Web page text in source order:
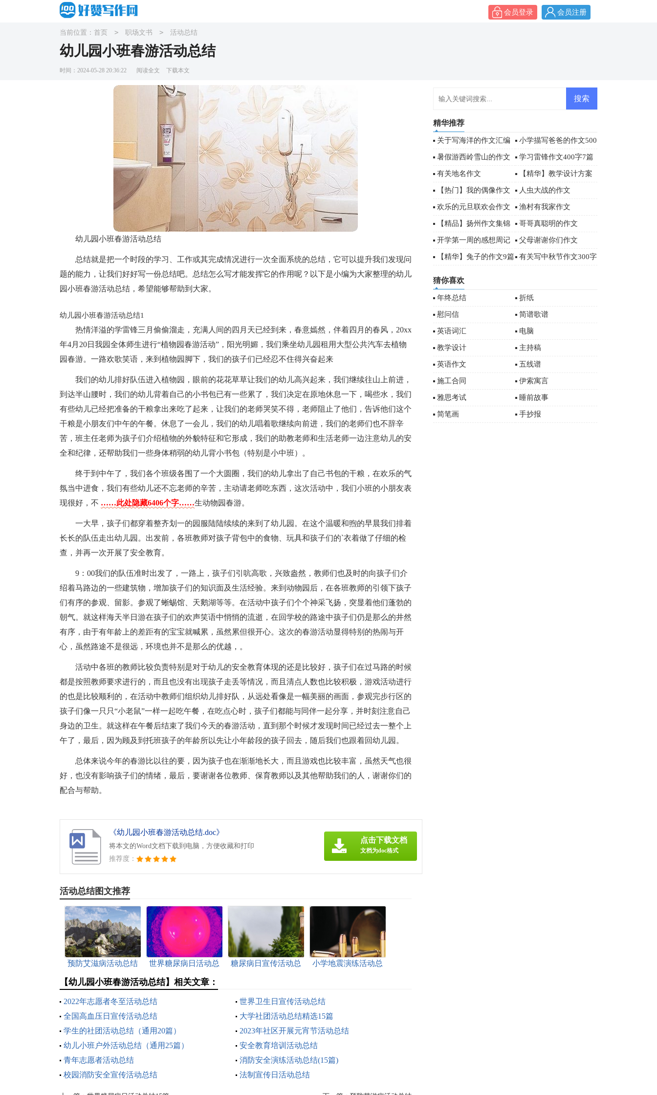
会员登录 会员注册
当前位置： 首页 > 职场文书 > 活动总结
幼儿园小班春游活动总结
时间：2024-05-28 20:36:22 阅读全文 下载本文
幼儿园小班春游活动总结
总结就是把一个时段的学习、工作或其完成情况进行一次全面系统的总结，它可以提升我们发现问
题的能力，让我们好好写一份总结吧。总结怎么写才能发挥它的作用呢？以下是小编为大家整理的幼儿
园小班春游活动总结，希望能够帮助到大家。
幼儿园小班春游活动总结1
热情洋溢的学雷锋三月偷偷溜走，充满人间的四月天已经到来，春意嫣然，伴着四月的春风，20xx
年4月20日我园全体师生进行“植物园春游活动”，阳光明媚，我们乘坐幼儿园租用大型公共汽车去植物
园春游。一路欢歌笑语，来到植物园脚下，我们的孩子们已经忍不住得兴奋起来
我们的幼儿排好队伍进入植物园，眼前的花花草草让我们的幼儿高兴起来，我们继续往山上前进，
到达半山腰时，我们的幼儿背着自己的小书包已有一些累了，我们决定在原地休息一下，喝些水，我们
有些幼儿已经把准备的干粮拿出来吃了起来，让我们的老师哭笑不得，老师阻止了他们，告诉他们这个
干粮是小朋友们中午的午餐。休息了一会儿，我们的幼儿唱着歌继续向前进，我们的老师们也不辞辛
苦，班主任老师为孩子们介绍植物的外貌特征和它形成，我们的助教老师和生活老师一边注意幼儿的安
全和纪律，还帮助我们一些身体稍弱的幼儿背小书包（特别是小中班）。
终于到中午了，我们各个班级各围了一个大圆圈，我们的幼儿拿出了自己书包的干粮，在欢乐的气
氛当中进食，我们有些幼儿还不忘老师的辛苦，主动请老师吃东西，这次活动中，我们小班的小朋友表
现很好，不 ……此处隐藏6406个字……生动物园春游。
一大早，孩子们都穿着整齐划一的园服陆陆续续的来到了幼儿园。在这个温暖和煦的早晨我们排着
长长的队伍走出幼儿园。出发前，各班教师对孩子背包中的食物、玩具和孩子们的`衣着做了仔细的检
查，并再一次开展了安全教育。
9：00我们的队伍准时出发了，一路上，孩子们引吭高歌，兴致盎然，教师们也及时的向孩子们介
绍着马路边的一些建筑物，增加孩子们的知识面及生活经验。来到动物园后，在各班教师的引领下孩子
们有序的参观、留影。参观了蜥蜴馆、天鹅湖等等。在活动中孩子们个个神采飞扬，突显着他们蓬勃的
朝气。就这样海天半日游在孩子们的欢声笑语中悄悄的流逝，在回学校的路途中孩子们仍是那么的井然
有序，由于有年龄上的差距有的宝宝就喊累，虽然累但很开心。这次的春游活动显得特别的热闹与开
心，虽然路途不是很远，环境也并不是那么的优越，。
活动中各班的教师比较负责特别是对于幼儿的安全教育体现的还是比较好，孩子们在过马路的时候
都是按照教师要求进行的，而且也没有出现孩子走丢等情况，而且清点人数也比较积极，游戏活动进行
的也是比较顺利的，在活动中教师们组织幼儿排好队，从远处看像是一幅美丽的画面，参观完步行区的
孩子们像一只只“小老鼠”一样一起吃午餐，在吃点心时，孩子们都能与同伴一起分享，并时刻注意自己
身边的卫生。就这样在午餐后结束了我们今天的春游活动，直到那个时候才发现时间已经过去一整个上
午了，最后，因为顾及到托班孩子的年龄所以先让小年龄段的孩子回去，随后我们也跟着回幼儿园。
总体来说今年的春游比以往的要，因为孩子也在渐渐地长大，而且游戏也比较丰富，虽然天气也很
好，也没有影响孩子们的情绪，最后，要谢谢各位教师、保育教师以及其他帮助我们的人，谢谢你们的
配合与帮助。
《幼儿园小班春游活动总结.doc》
将本文的Word文档下载到电脑，方便收藏和打印
推荐度：
点击下载文档
文档为doc格式
活动总结图文推荐
预防艾滋病活动总结
世界糖尿病日活动总
糖尿病日宣传活动总
小学地震演练活动总
【幼儿园小班春游活动总结】相关文章：
2022年志愿者冬至活动总结
世界卫生日宣传活动总结
全国高血压日宣传活动总结
大学社团活动总结精选15篇
学生的社团活动总结（通用20篇）
2023年社区开展元宵节活动总结
幼儿小班户外活动总结（通用25篇）
安全教育培训活动总结
青年志愿者活动总结
消防安全演练活动总结(15篇)
校园消防安全宣传活动总结
法制宣传日活动总结
精华推荐
关于写海洋的作文汇编
八篇
小学描写爸爸的作文500
字四篇
暑假游西岭雪山的作文 学习雷锋作文400字7篇
有关地名作文 【精华】教学设计方案
模板汇总七篇
【热门】我的偶像作文
500字4篇
人虫大战的作文
欢乐的元旦联欢会作文
500字
渔村有我家作文
【精品】扬州作文集锦
八篇
哥哥真聪明的作文
开学第一周的感想周记
600字
父母谢谢你们作文
【精华】兔子的作文9篇 有关写中秋节作文300字
猜你喜欢
年终总结 折纸
慰问信 简谱歌谱
英语词汇 电脑
教学设计 主持稿
英语作文 五线谱
施工合同 伊索寓言
雅思考试 睡前故事
简笔画 手抄报